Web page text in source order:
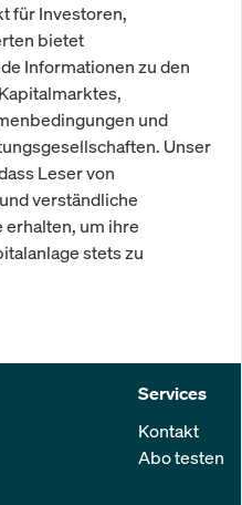
für Investoren,
bietet
Informationen zu den
und
Unser
Leser von
verständliche
um ihre
stets zu
Services
Kontakt
Abo testen